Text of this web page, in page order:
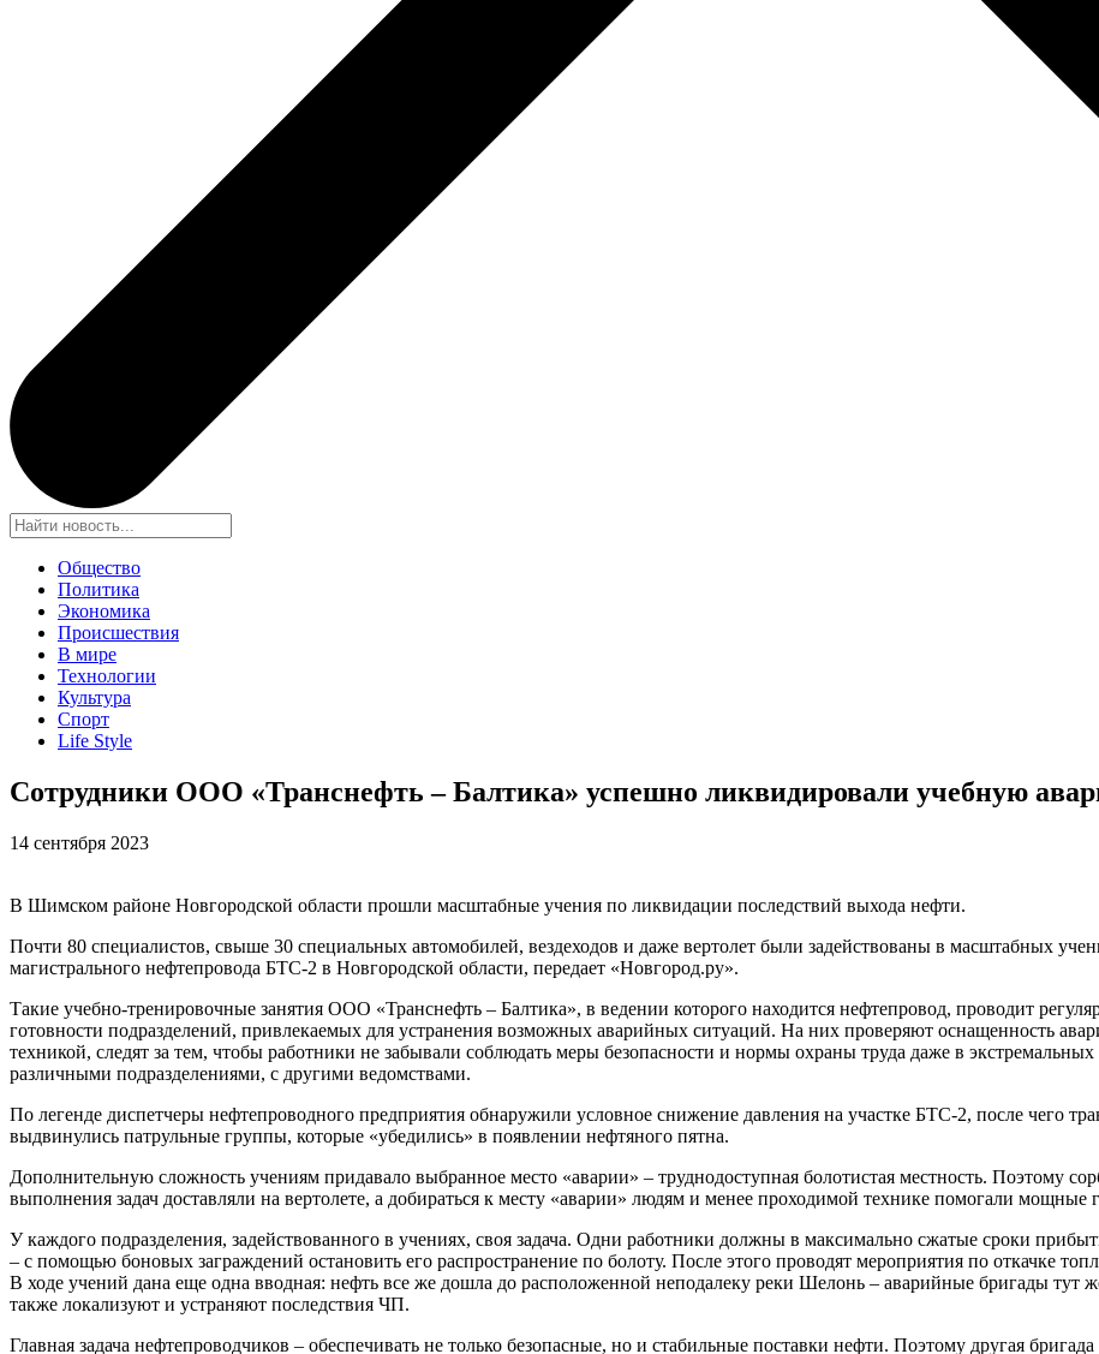
Общество
Политика
Экономика
Происшествия
В мире
Технологии
Культура
Спорт
Life Style
Сотрудники ООО «Транснефть – Балтика» успешно ликвидировали учебную
14 сентября 2023
В Шимском районе Новгородской области прошли масштабные учения по ликвидации последствий выхода нефти.
Почти 80 специалистов, свыше 30 специальных автомобилей, вездеходов и даже вертолет были задействованы в масштабных
магистрального нефтепровода БТС-2 в Новгородской области, передает «Новгород.ру».
Такие учебно-тренировочные занятия ООО «Транснефть – Балтика», в ведении которого находится нефтепровод, проводит
готовности подразделений, привлекаемых для устранения возможных аварийных ситуаций. На них проверяют оснащенность
техникой, следят за тем, чтобы работники не забывали соблюдать меры безопасности и нормы охраны труда даже в
различными подразделениями, с другими ведомствами.
По легенде диспетчеры нефтепроводного предприятия обнаружили условное снижение давления на участке БТС-2, после чего
выдвинулись патрульные группы, которые «убедились» в появлении нефтяного пятна.
Дополнительную сложность учениям придавало выбранное место «аварии» – труднодоступная болотистая местность. Поэтому
выполнения задач доставляли на вертолете, а добираться к месту «аварии» людям и менее проходимой технике помогали мощные
У каждого подразделения, задействованного в учениях, своя задача. Одни работники должны в максимально сжатые сроки
– с помощью боновых заграждений остановить его распространение по болоту. После этого проводят мероприятия по откачке
В ходе учений дана еще одна вводная: нефть все же дошла до расположенной неподалеку реки Шелонь – аварийные бригады тут
также локализуют и устраняют последствия ЧП.
Главная задача нефтепроводчиков – обеспечивать не только безопасные, но и стабильные поставки нефти. Поэтому другая